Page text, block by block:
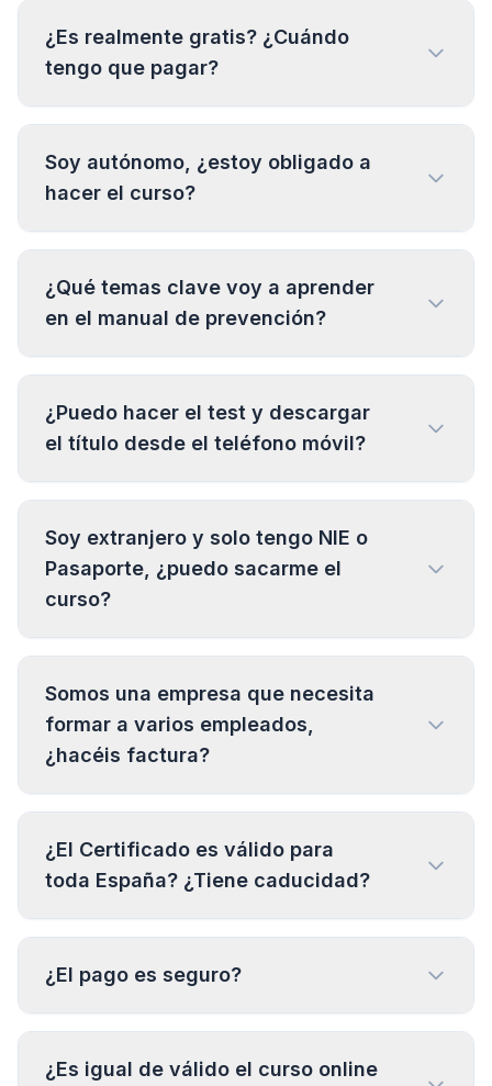
¿Es realmente gratis? ¿Cuándo
tengo que pagar?
Soy autónomo, ¿estoy obligado a
hacer el curso?
¿Qué temas clave voy a aprender
en el manual de prevención?
¿Puedo hacer el test y descargar
el título desde el teléfono móvil?
Soy extranjero y solo tengo NIE o
Pasaporte, ¿puedo sacarme el
curso?
Somos una empresa que necesita
formar a varios empleados,
¿hacéis factura?
¿El Certificado es válido para
toda España? ¿Tiene caducidad?
¿El pago es seguro?
¿Es igual de válido el curso online